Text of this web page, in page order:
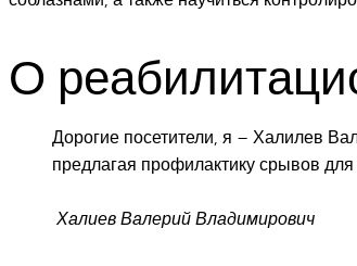
О
Дорогие посетители, я – Халилев
предлагая профилактику срывов
Халиев Валерий Владимирович